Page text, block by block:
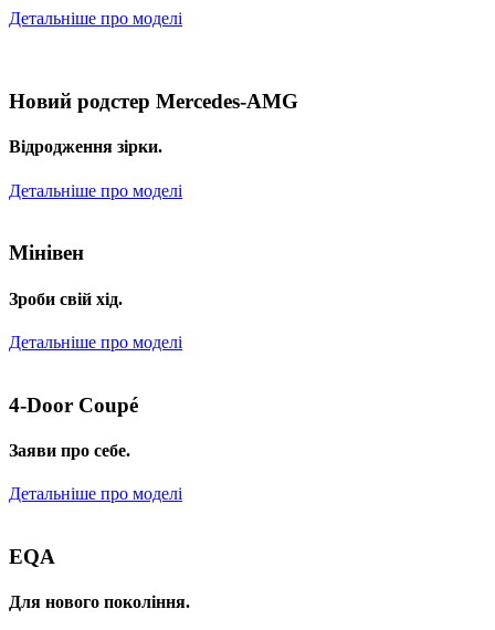
Детальніше про моделі
Новий родстер Mercedes-AMG
Відродження зірки.
Детальніше про моделі
Мінівен
Зроби свій хід.
Детальніше про моделі
4-Door Coupé
Заяви про себе.
Детальніше про моделі
EQA
Для нового покоління.